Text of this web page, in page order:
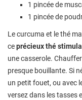
1 pincée de
1 pincée de
Le curcuma et le thé
ceprécieux thé
une casserole.
presque bouillante. Si
un petit fouet, ou avec
versez dans les tasses